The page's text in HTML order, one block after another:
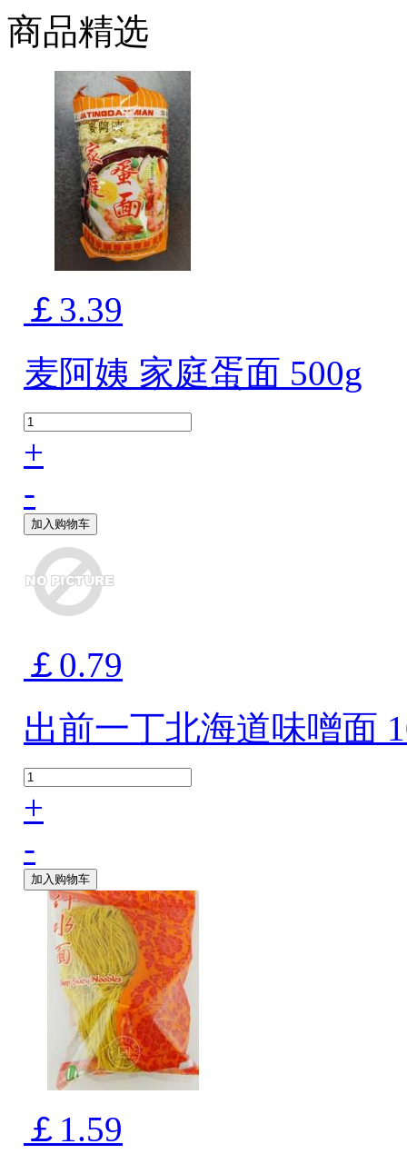
商品精选
￡3.39
麦阿姨 家庭蛋面 500g
+
-
加入购物车
￡0.79
出前一丁北海道味噌面
+
-
加入购物车
￡1.59